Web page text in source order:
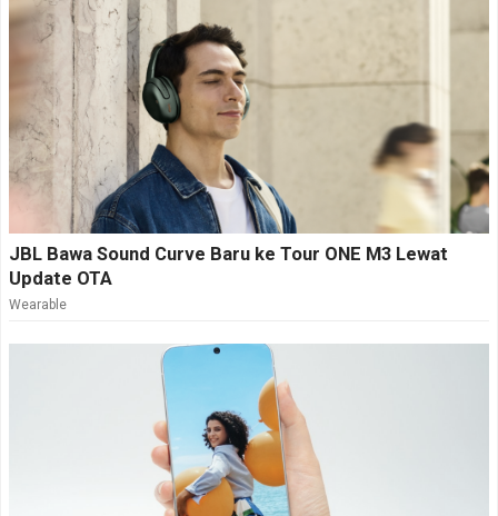
JBL Bawa Sound Curve Baru ke Tour ONE M3 Lewat
Update OTA
Wearable